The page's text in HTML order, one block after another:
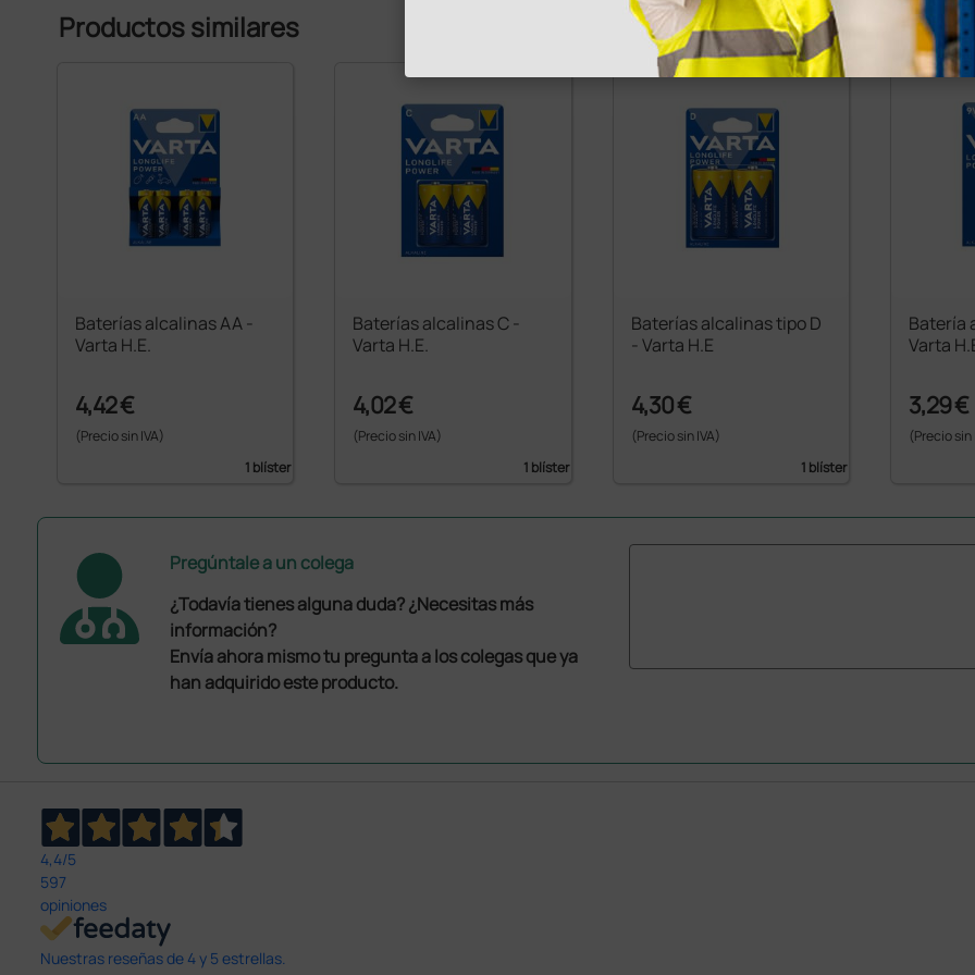
Productos similares
Baterías alcalinas AA -
Varta H.E.
4,42 €
(Precio sin IVA)
1 blíster
Baterías alcalinas C -
Varta H.E.
4,02 €
(Precio sin IVA)
1 blíster
Baterías alcalinas tipo D
- Varta H.E
4,30 €
(Precio sin IVA)
1 blíster
Batería
Varta
3,29 €
(Precio sin
Pregúntale a un colega
¿Todavía tienes alguna duda? ¿Necesitas más
información?
Envía ahora mismo tu pregunta a los colegas que ya
han adquirido este producto.
4,4/5
597
opiniones
Nuestras reseñas de 4 y 5 estrellas.